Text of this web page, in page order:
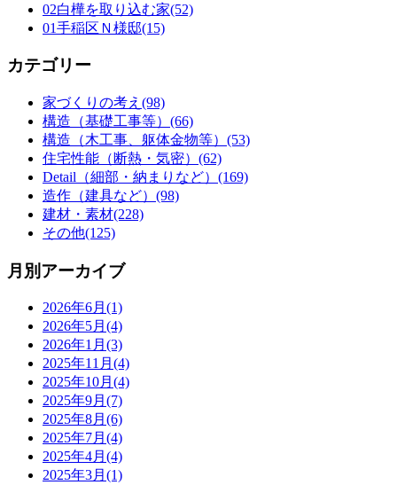
02白樺を取り込む家(52)
01手稲区Ｎ様邸(15)
カテゴリー
家づくりの考え(98)
構造（基礎工事等）(66)
構造（木工事、躯体金物等）(53)
住宅性能（断熱・気密）(62)
Detail（細部・納まりなど）(169)
造作（建具など）(98)
建材・素材(228)
その他(125)
月別アーカイブ
2026年6月(1)
2026年5月(4)
2026年1月(3)
2025年11月(4)
2025年10月(4)
2025年9月(7)
2025年8月(6)
2025年7月(4)
2025年4月(4)
2025年3月(1)